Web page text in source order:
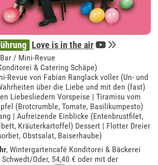
Love is in the air
/ Mini-Revue
& Catering Schäpe)
Revue von Fabian Ranglack voller (Un- und
über die Liebe und mit den (fast)
Liebesliedern Vorspeise | Tiramisu vom
(Brotcrumble, Tomate, Basilikumpesto)
| Aufreizende Einblicke (Entenbrustfilet,
Kräuterkartoffel) Dessert | Flotter Dreier
Obstsalat, Baiserhaube)
,Wintergartencafé Konditorei & Bäckerei
Schwedt/Oder, 54,40 € oder mit der